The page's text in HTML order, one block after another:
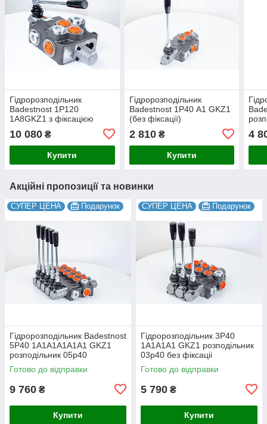
Гідророзподільник
Badestnost 1Р120
1A8GKZ1 з фіксацією
01p120
10 080 ₴
Купити
Гідророзподільник
Badestnost 1Р40 A1 GKZ1
(без фіксації)
2 810₴
Купити
4
Акційні пропозиції та новинки
СУПЕР ЦЕНА Подарунок
Гідророзподільник Badestnost
5Р40 1A1A1А1A1A1 GKZ1
розподільник 05p40
Готово до відправки
9 760 ₴
Купити
СУПЕР ЦЕНА Подарунок
Гідророзподільник 3Р40
1A1A1A1 GKZ1 розподільник
03р40 без фіксаціі
Готово до відправки
5 790 ₴
Купити